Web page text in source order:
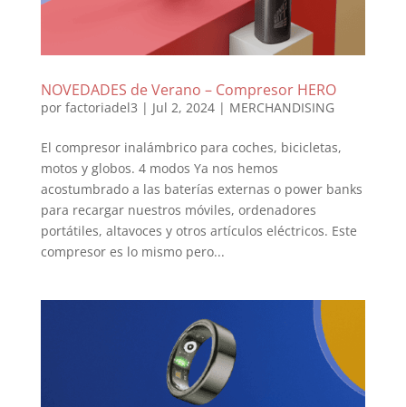
NOVEDADES de Verano – Compresor HERO
por factoriadel3 | Jul 2, 2024| MERCHANDISING
El compresor inalámbrico para coches, bicicletas,
motos y globos. 4 modos Ya nos hemos
acostumbrado a las baterías externas o power banks
para recargar nuestros móviles, ordenadores
portátiles, altavoces y otros artículos eléctricos. Este
compresor es lo mismo pero...